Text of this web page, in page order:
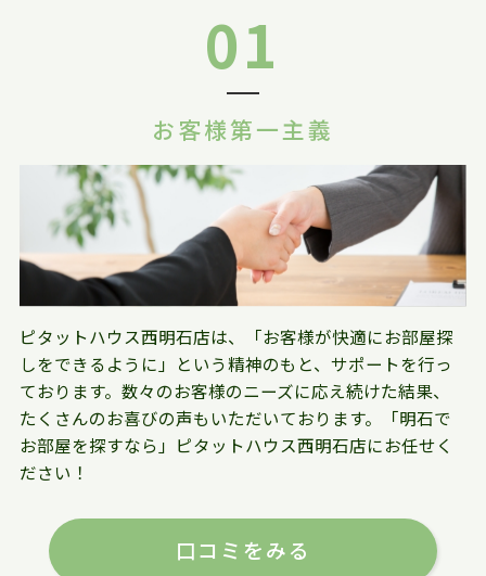
01
お客様第一主義
ピタットハウス西明石店は、「お客様が快適にお部屋探
しをできるように」という精神のもと、サポートを行っ
ております。数々のお客様のニーズに応え続けた結果、
たくさんのお喜びの声もいただいております。「明石で
お部屋を探すなら」ピタットハウス西明石店にお任せく
ださい！
口コミをみる